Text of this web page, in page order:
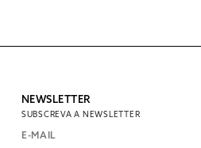
NEWSLETTER
SUBSCREVA A NEWSLETTER